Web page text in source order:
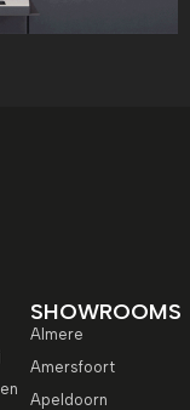
SHOWROOMS
Almere
Amersfoort
Apeldoorn